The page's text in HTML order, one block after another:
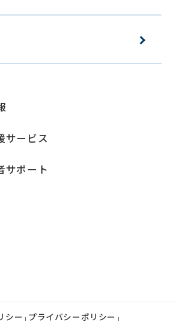
サービス
サポート
シー | プライバシーポリシー |